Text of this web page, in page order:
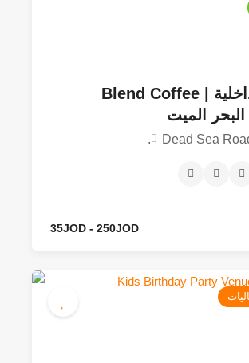
مساحة داخلية | Blend Coffee
Dead Sea